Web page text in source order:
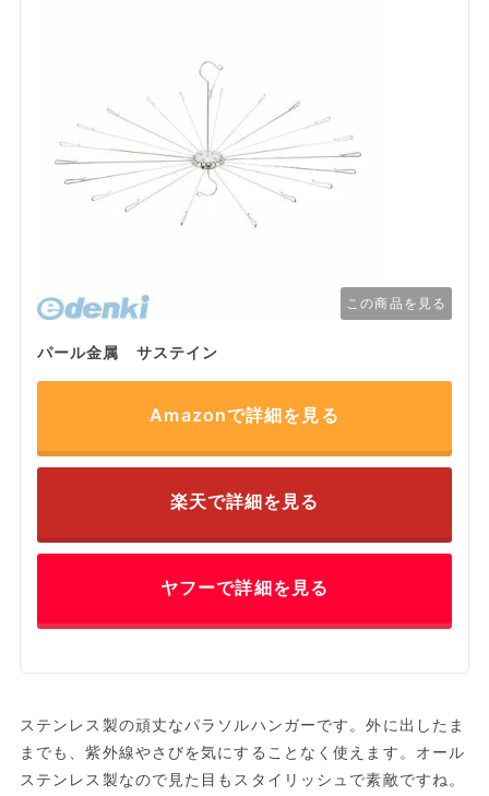
この商品を見る
パール金属 サステイン
Amazonで詳細を見る
楽天で詳細を見る
ヤフーで詳細を見る
ステンレス製の頑丈なパラソルハンガーです。外に出したま
までも、紫外線やさびを気にすることなく使えます。オール
ステンレス製なので見た目もスタイリッシュで素敵ですね。